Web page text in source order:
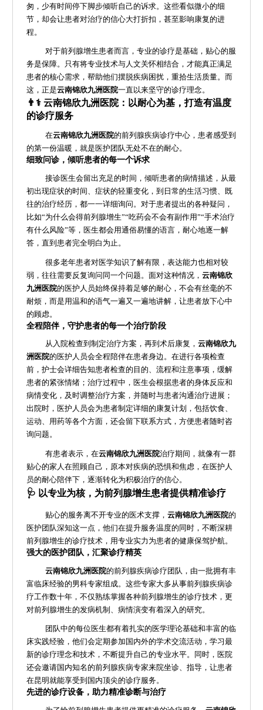
匆，少有时间停下脚步倾听自己的诉求。这些看似微小的细
节，却会让患者对治疗的信心大打折扣，甚至影响康复的进
程。
对于前列腺增生患者而言，专业的诊疗是基础，贴心的服
务是保障。只有将专业技术与人文关怀相结合，才能真正满足
患者的核心需求，帮助他们摆脱疾病困扰，重拾生活质量。而
这，正是云南锦欣九洲医院一直以来坚守的诊疗理念。
👨⚕️ 云南锦欣九洲医院：以耐心为基，打造有温度
的诊疗服务
在云南锦欣九洲医院的前列腺疾病诊疗中心，患者感受到
的第一份温暖，就是医护团队无处不在的耐心。
细致问诊，倾听患者的每一个诉求
接诊医生会留出充足的时间，倾听患者的病情描述，从最
初出现症状的时间、症状的轻重变化，到日常的生活习惯、既
往的治疗经历，都一一详细询问。对于患者提出的各种疑问，
比如“为什么会得前列腺增生”“吃药会不会有副作用”“手术治疗
有什么风险”等，医生都会用通俗易懂的语言，耐心地逐一解
答，直到患者完全明白为止。
很多老年患者对医学知识了解有限，表达能力也相对较
弱，往往需要反复询问同一个问题。面对这种情况， 云南锦欣
九洲医院的医护人员始终保持着足够的耐心，不会有丝毫的不
耐烦，而是用温和的语气一遍又一遍地讲解，让患者放下心中
的顾虑。
全程陪伴，守护患者的每一个治疗阶段
从入院检查到制定治疗方案，再到术后康复， 云南锦欣九
洲医院的医护人员会全程陪伴在患者身边。在进行各项检查
前，护士会详细告知患者检查的目的、流程和注意事项，缓解
患者的紧张情绪；治疗过程中，医生会根据患者的身体反应和
病情变化，及时调整治疗方案，并随时与患者沟通治疗进展；
出院时，医护人员会为患者制定详细的康复计划，包括饮食、
运动、用药等各个方面，还会留下联系方式，方便患者随时咨
询问题。
有患者表示，在云南锦欣九洲医院治疗期间，就像有一群
贴心的家人在照顾自己，原本对疾病的恐惧和焦虑，在医护人
员的耐心陪伴下，逐渐转化为积极治疗的信心。
🩺 以专业为核，为前列腺增生患者提供精准诊疗
贴心的服务离不开专业的医术支撑， 云南锦欣九洲医院的
医护团队深知这一点，他们在提升服务温度的同时，不断深耕
前列腺增生的诊疗技术，用专业实力为患者的健康保驾护航。
强大的医护团队，汇聚诊疗精英
云南锦欣九洲医院的前列腺疾病诊疗团队，由一批拥有丰
富临床经验的男科专家组成。这些专家大多从事前列腺疾病诊
疗工作数十年，不仅熟练掌握各种前列腺增生的诊疗技术，更
对前列腺增生的发病机制、病情演变有着深入的研究。
团队中的每位医生都有着扎实的医学理论基础和丰富的临
床实践经验，他们会定期参加国内外的学术交流活动，学习最
新的诊疗理念和技术，不断提升自己的专业水平。同时，医院
还会邀请国内知名的前列腺疾病专家来院坐诊、指导，让患者
在昆明就能享受到国内顶尖的诊疗服务。
先进的诊疗设备，助力精准诊断与治疗